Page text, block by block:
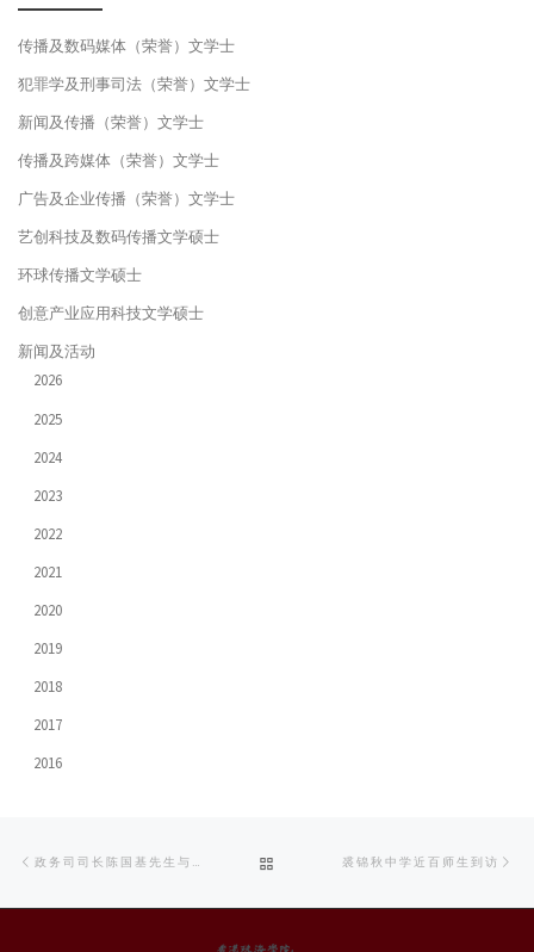
传播及数码媒体（荣誉）文学士
犯罪学及刑事司法（荣誉）文学士
新闻及传播（荣誉）文学士
传播及跨媒体（荣誉）文学士
广告及企业传播（荣誉）文学士
艺创科技及数码传播文学硕士
环球传播文学硕士
创意产业应用科技文学硕士
新闻及活动
2026
2025
2024
2023
2022
2021
2020
2019
2018
2017
2016
navigation
TO
裘锦秋中学近百师生到访